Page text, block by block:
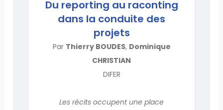
Du reporting au raconting
dans la conduite des
projets
Par Thierry BOUDES, Dominique
CHRISTIAN
DIFER
Les récits occupent une place